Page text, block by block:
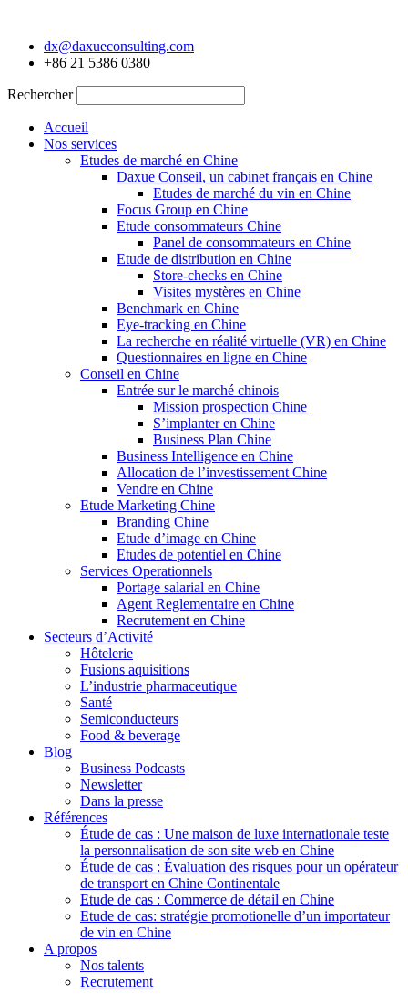
contenudx@daxueconsulting.com
+86 21 5386 0380
Rechercher
Accueil
Nos services
Etudes de marché en Chine
Daxue Conseil, un cabinet français en Chine
Etudes de marché du vin en Chine
Focus Group en Chine
Etude consommateurs Chine
Panel de consommateurs en Chine
Etude de distribution en Chine
Store-checks en Chine
Visites mystères en Chine
Benchmark en Chine
Eye-tracking en Chine
La recherche en réalité virtuelle (VR) en Chine
Questionnaires en ligne en Chine
Conseil en Chine
Entrée sur le marché chinois
Mission prospection Chine
S’implanter en Chine
Business Plan Chine
Business Intelligence en Chine
Allocation de l’investissement Chine
Vendre en Chine
Etude Marketing Chine
Branding Chine
Etude d’image en Chine
Etudes de potentiel en Chine
Services Operationnels
Portage salarial en Chine
Agent Reglementaire en Chine
Recrutement en Chine
Secteurs d’Activité
Hôtelerie
Fusions aquisitions
L’industrie pharmaceutique
Santé
Semiconducteurs
Food & beverage
Blog
Business Podcasts
Newsletter
Dans la presse
Références
Étude de cas : Une maison de luxe internationale teste
la personnalisation de son site web en Chine
Étude de cas : Évaluation des risques pour un opérateur
de transport en Chine Continentale
Etude de cas : Commerce de détail en Chine
Etude de cas: stratégie promotionelle d’un importateur
de vin en Chine
A propos
Nos talents
Recrutement